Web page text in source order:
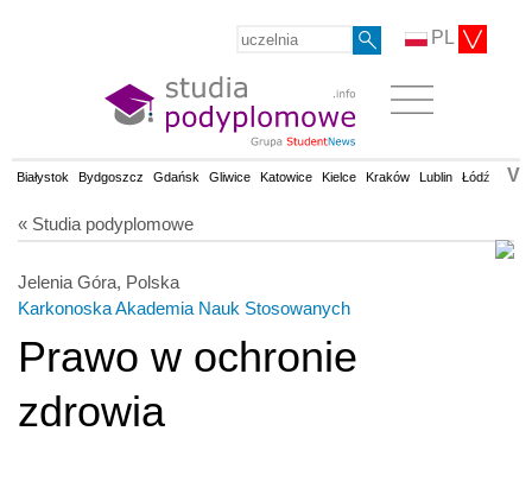
PL
Białystok Bydgoszcz Gdańsk Gliwice Katowice Kielce Kraków Lublin Łódź V
« Studia podyplomowe
Jelenia Góra, Polska
Karkonoska Akademia Nauk Stosowanych
Prawo w ochronie
zdrowia